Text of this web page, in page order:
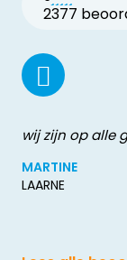
2377
wij zijn op alle
MARTINE
LAARNE